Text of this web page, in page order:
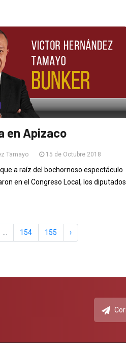
en Apizaco
Tamayo 15 de Octubre 2018
a raíz del bochornoso espectáculo
en el Congreso Local, los diputados
... 154 155 ›